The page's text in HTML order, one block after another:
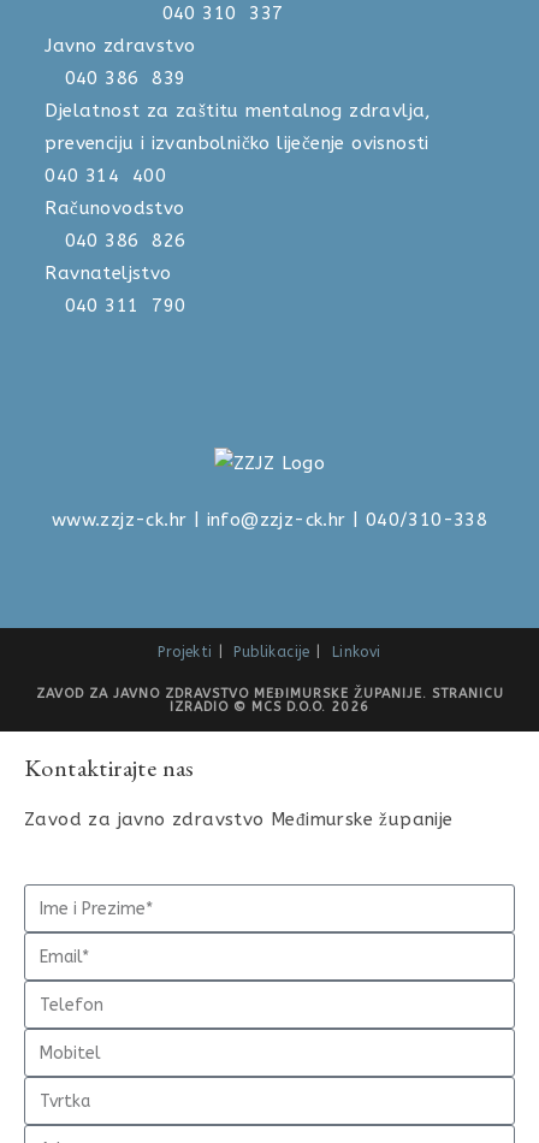
040 310 337
Javno zdravstvo
040 386 839
Djelatnost za zaštitu mentalnog zdravlja,
prevenciju i izvanbolničko liječenje ovisnosti
040 314 400
Računovodstvo
040 386 826
Ravnateljstvo
040 311 790
www.zzjz-ck.hr info@zzjz-ck.hr | 040/310-338
Projekti Publikacije Linkovi
ZAVOD ZA JAVNO ZDRAVSTVO MEĐIMURSKE ŽUPANIJE. STRANICU
IZRADIO © MCS D.O.O. 2026
Kontaktirajte nas
Zavod za javno zdravstvo Međimurske županije